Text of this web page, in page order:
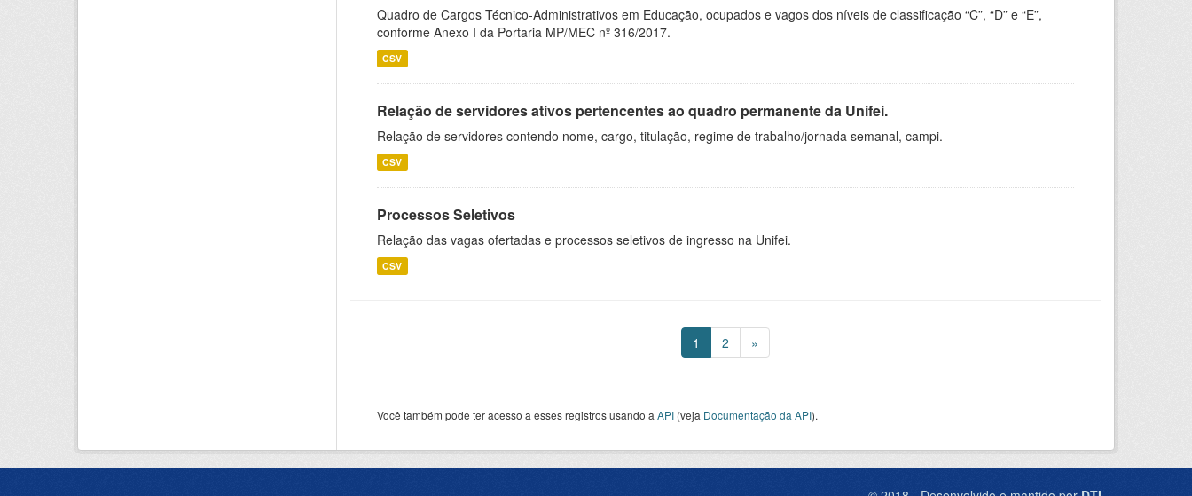
Quadro de Cargos Técnico-Administrativos em Educação, ocupados e vagos dos níveis de classificação “C”, “D” e “E”,
conforme Anexo I da Portaria MP/MEC nº 316/2017.
CSV
Relação de servidores ativos pertencentes ao quadro permanente da Unifei.
Relação de servidores contendo nome, cargo, titulação, regime de trabalho/jornada semanal, campi.
CSV
Processos Seletivos
Relação das vagas ofertadas e processos seletivos de ingresso na Unifei.
CSV
1 2 »
Você também pode ter acesso a esses registros usando a API (veja Documentação da API).